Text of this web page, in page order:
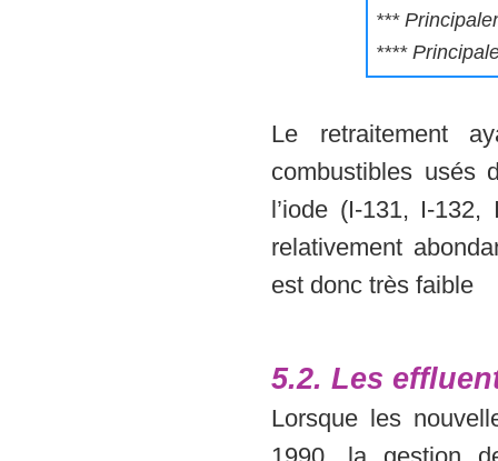
***
****
Le retraitement
combustibles usés
l’iode (I-131, I-
relativement
est donc très faible
5.2. Les
Lorsque les